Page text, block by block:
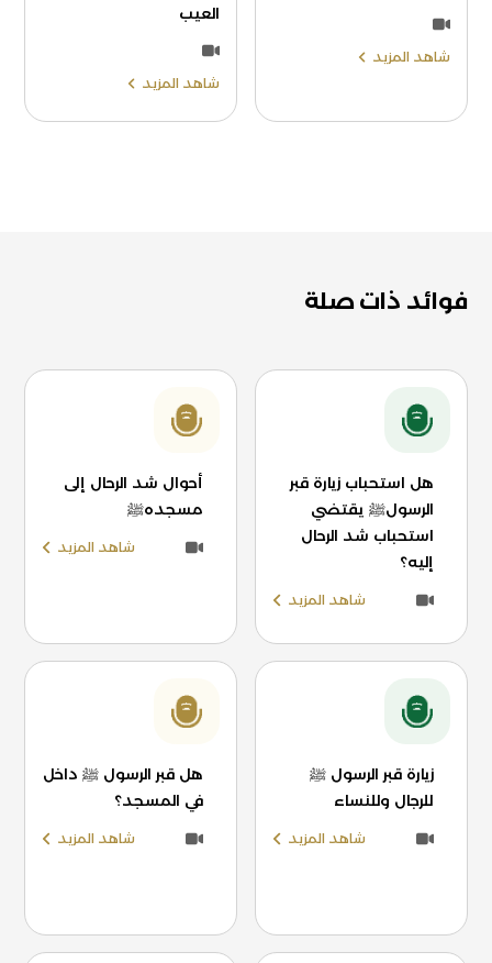
شاهد المزيد
العيب
شاهد المزيد
فوائد ذات صلة
هل استحباب زيارة قبر
الرسولﷺ يقتضي
استحباب شد الرحال
إليه؟
شاهد المزيد
أحوال شد الرحال إلى
مسجدهﷺ
شاهد المزيد
زيارة قبر الرسول ﷺ
للرجال وللنساء
شاهد المزيد
هل قبر الرسول ﷺ داخل
في المسجد؟
شاهد المزيد